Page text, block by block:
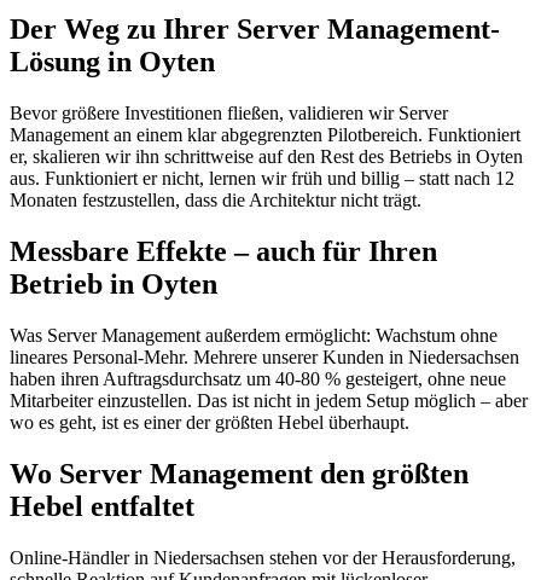
Der Weg zu Ihrer Server Management-
Lösung in Oyten
Bevor größere Investitionen fließen, validieren wir Server
Management an einem klar abgegrenzten Pilotbereich. Funktioniert
er, skalieren wir ihn schrittweise auf den Rest des Betriebs in Oyten
aus. Funktioniert er nicht, lernen wir früh und billig – statt nach 12
Monaten festzustellen, dass die Architektur nicht trägt.
Messbare Effekte – auch für Ihren
Betrieb in Oyten
Was Server Management außerdem ermöglicht: Wachstum ohne
lineares Personal-Mehr. Mehrere unserer Kunden in Niedersachsen
haben ihren Auftragsdurchsatz um 40-80 % gesteigert, ohne neue
Mitarbeiter einzustellen. Das ist nicht in jedem Setup möglich – aber
wo es geht, ist es einer der größten Hebel überhaupt.
Wo Server Management den größten
Hebel entfaltet
Online-Händler in Niedersachsen stehen vor der Herausforderung,